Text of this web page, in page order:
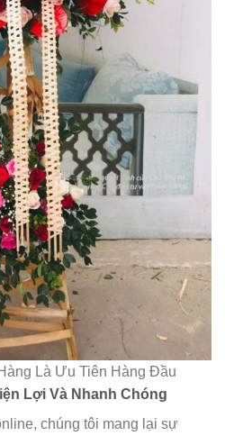
Là Ưu Tiên Hàng Đầu
Lợi Và Nhanh Chóng
chúng tôi mang lại sự